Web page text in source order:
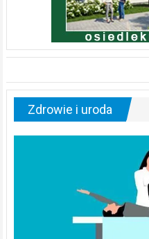
Zdrowie i uroda